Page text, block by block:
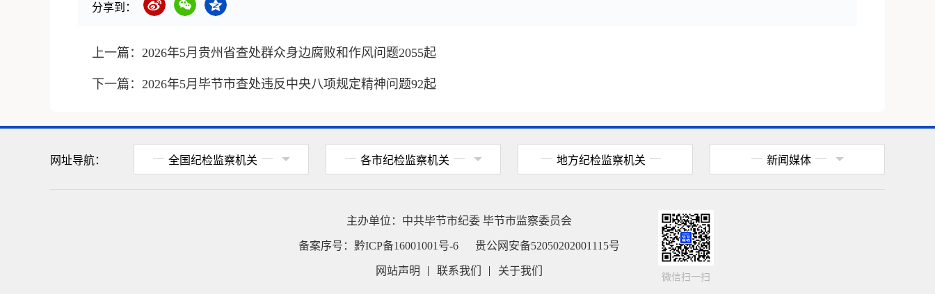
分享到：
上一篇： 2026年5月贵州省查处群众身边腐败和作风问题2055起
下一篇： 2026年5月毕节市查处违反中央八项规定精神问题92起
网址导航： 全国纪检监察机关 各市纪检监察机关 地方纪检监察机关 新闻媒体
主办单位： 中共毕节市纪委 毕节市监察委员会
备案序号： 黔ICP备16001001号-6 贵公网安备52050202001115号
网站声明 联系我们 关于我们 微信扫一扫